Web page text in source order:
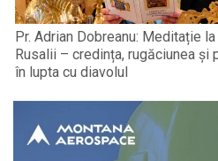
Pr. Adrian Dobreanu: Meditație
Rusalii – credința, rugăciunea și
în lupta cu diavolul